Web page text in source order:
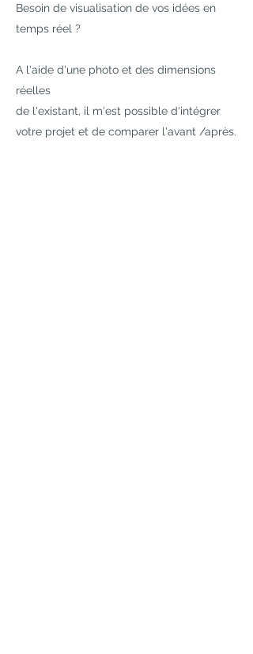
Besoin de visualisation de vos idées en
temps réel ?
A l'aide d'une photo et des dimensions
réelles
de l'existant, il m'est possible d'intégrer
votre projet et de comparer l'avant /après.